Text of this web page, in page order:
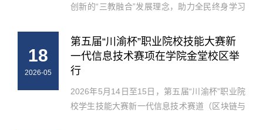
创新的“三教融合”发展理念，助力全民终身学习
业技术学院教育培训服务中心牵头主办，空天产
业学院、智慧城市学院联合承办...
18
2026-05
第五届“川渝杯”职业院校技能大赛新
一代信息技术赛项在学院金堂校区举
行
2026年5月14日至15日，第五届“川渝杯”职业院
校学生技能大赛新一代信息技术赛道（区块链与